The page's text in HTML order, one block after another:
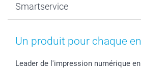
Faire-part & Cartes
Coques smartphone
Stickers & Etiquettes
Cadres photo & accessoires déco
Naissance & baptême
Fête des Mères
Fête des Pères
Communion
Plan du site
Droit de rétraction
Plaintes
Vie privée
Smartservice
Aide
smartbonus
smartfriends
Un produit pour chaque
Leader de l'impression numérique